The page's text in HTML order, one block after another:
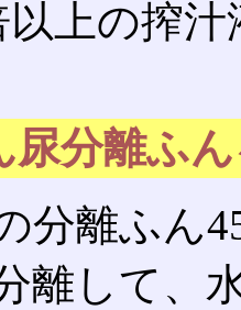
以上の搾
尿分離ふ
分離ふん
離して、